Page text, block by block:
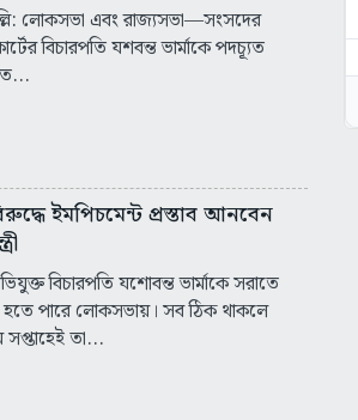
লোকসভা এবং রাজ্যসভা—সংসদের
বিচারপতি যশবন্ত ভার্মাকে পদচ্যূত
ইমপিচমেন্ট প্রস্তাব আনবেন
বিচারপতি যশোবন্ত ভার্মাকে সরাতে
হতে পারে লোকসভায়। সব ঠিক থাকলে
তা...